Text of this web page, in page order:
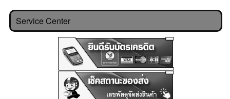
Service Center